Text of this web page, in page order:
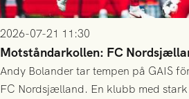
2026-07-21 11:30
Motståndarkollen: FC
Andy Bolander tar tempen på GAIS
FC Nordsjælland. En klubb med